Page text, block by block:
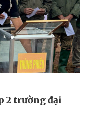
2 trường đại